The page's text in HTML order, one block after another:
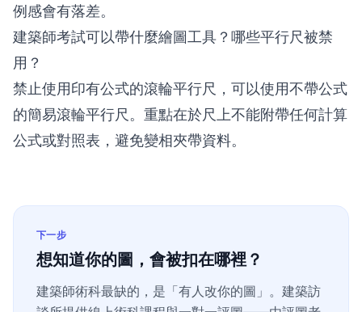
例感會有落差。
建築師考試可以帶什麼繪圖工具？哪些平行尺被禁
用？
禁止使用印有公式的滾輪平行尺，可以使用不帶公式
的簡易滾輪平行尺。重點在於尺上不能附帶任何計算
公式或對照表，避免變相夾帶資料。
下一步
想知道你的圖，會被扣在哪裡？
建築師術科最缺的，是「有人改你的圖」。建築訪